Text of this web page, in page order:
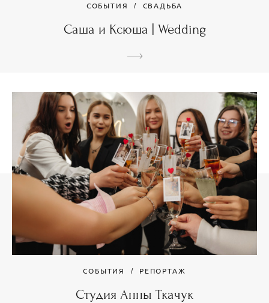
СОБЫТИЯ СВАДЬБА
Саша и Ксюша | Wedding
СОБЫТИЯ РЕПОРТАЖ
Студия Анны Ткачук